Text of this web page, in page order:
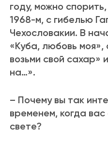
году, можно
1968-м, с гибелью
Чехословакии. В
«Куба, любовь моя»,
возьми свой сахар»
на…».
– Почему вы так
временем, когда
свете?